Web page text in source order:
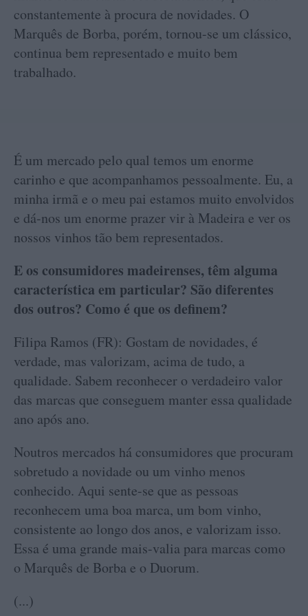
constantemente à procura de novidades. O
Marquês de Borba, porém, tornou-se um clássico,
continua bem representado e muito bem
trabalhado.
É um mercado pelo qual temos um enorme
carinho e que acompanhamos pessoalmente. Eu, a
minha irmã e o meu pai estamos muito envolvidos
e dá-nos um enorme prazer vir à Madeira e ver os
nossos vinhos tão bem representados.
E os consumidores madeirenses, têm alguma
característica em particular? São diferentes
dos outros? Como é que os definem?
Filipa Ramos (FR): Gostam de novidades, é
verdade, mas valorizam, acima de tudo, a
qualidade. Sabem reconhecer o verdadeiro valor
das marcas que conseguem manter essa qualidade
ano após ano.
Noutros mercados há consumidores que procuram
sobretudo a novidade ou um vinho menos
conhecido. Aqui sente-se que as pessoas
reconhecem uma boa marca, um bom vinho,
consistente ao longo dos anos, e valorizam isso.
Essa é uma grande mais-valia para marcas como
o Marquês de Borba e o Duorum.
(...)